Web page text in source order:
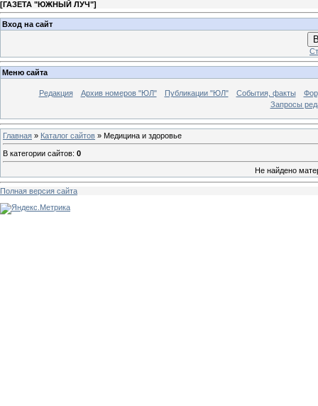
[ГАЗЕТА "ЮЖНЫЙ ЛУЧ"]
Вход на сайт
Меню сайта
Редакция Архив номеров "ЮЛ" Публикации "ЮЛ" События, факты
Запросы
Главная » Каталог сайтов » Медицина и здоровье
В категории сайтов: 0
Не найдено
Полная версия сайта